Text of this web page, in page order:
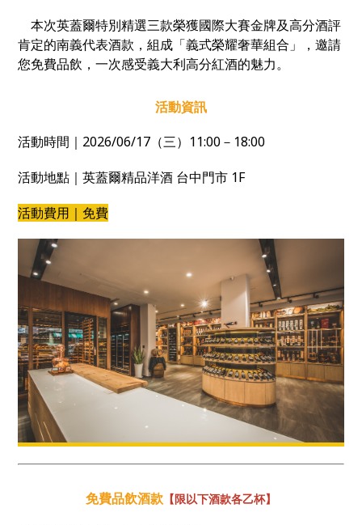
本次英蓋爾特別精選三款榮獲國際大賽金牌及高分酒評
肯定的南義代表酒款，組成「義式榮耀奢華組合」，邀請
您免費品飲，一次感受義大利高分紅酒的魅力。
活動資訊
活動時間｜2026/06/17（三）11:00－18:00
活動地點｜英蓋爾精品洋酒 台中門市 1F
活動費用｜免費
免費品飲酒款 【限以下酒款各乙杯】